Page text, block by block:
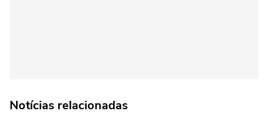
Notícias relacionadas